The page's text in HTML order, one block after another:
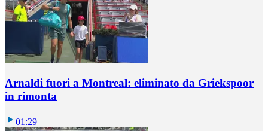
Arnaldi fuori a Montreal: eliminato da Griekspoor
in rimonta
01:29